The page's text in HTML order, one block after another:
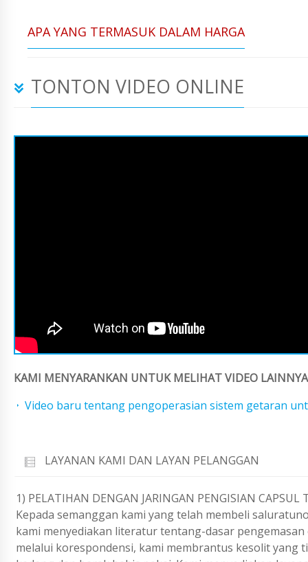
APA YANG TERMASUK DALAM HARGA
TONTON VIDEO ONLINE
KAMI MENYARANKAN UNTUK MELIHAT VIDEO
Video baru tentang pengoperasian sistem getaran
LAYANAN KAMI DAN LAYAN PELANGGAN
1) PELATIHAN DENGAN JARINGAN PENGISIAN CAPSUL
Kepada semanggan kami yang telah membeli
kami menyediakan literatur tentang-dasar
melalui korespondensi, kami membrantus kesolit yang